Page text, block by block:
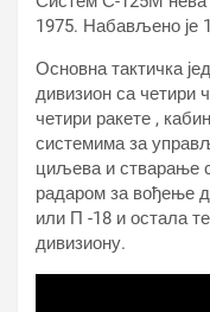
1975. Набављено је
Основна тактичка
дивизион са четири
четири ракете ,
системима за
циљева и стварање
радаром за вођење
или П -18 и остала
дивизиону.